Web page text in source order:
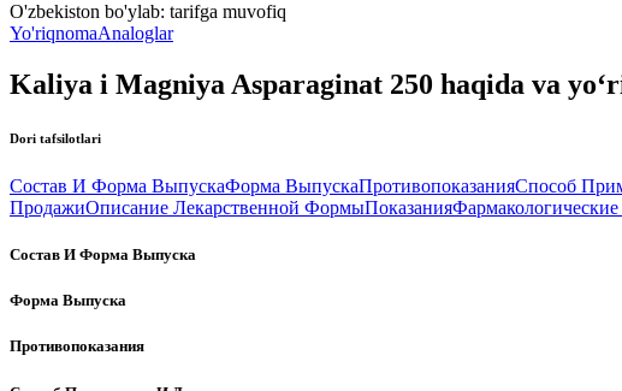
O'zbekiston bo'ylab: tarifga muvofiq
Yo'riqnomaAnaloglar
Kaliya i Magniya Asparaginat 250 haqida va
Dori tafsilotlari
Состав И Форма ВыпускаФорма ВыпускаПротивопоказанияСпособ
ПродажиОписание Лекарственной ФормыПоказания
Состав И Форма Выпуска
Форма Выпуска
Противопоказания